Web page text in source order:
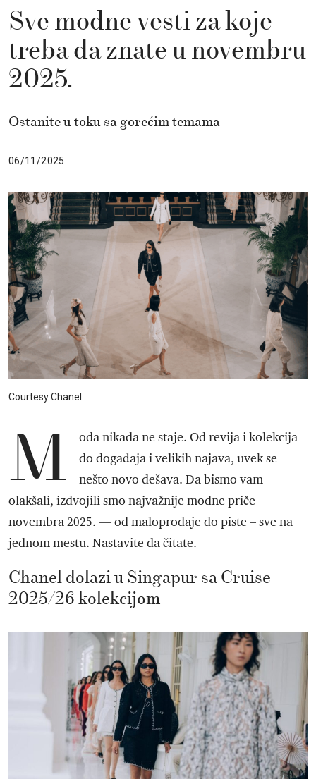
Sve modne vesti za koje
treba da znate u novembru
2025.
Ostanite u toku sa gorećim temama
06/11/2025
Courtesy Chanel
M
oda nikada ne staje. Od revija i kolekcija
do događaja i velikih najava, uvek se
nešto novo dešava. Da bismo vam
olakšali, izdvojili smo najvažnije modne priče
novembra 2025. — od maloprodaje do piste – sve na
jednom mestu. Nastavite da čitate.
Chanel dolazi u Singapur sa Cruise
2025/26 kolekcijom